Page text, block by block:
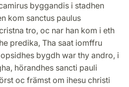
byggandis i stadhen
kom sanctus paulus
tro, oc nar han kom i eth
predika, Tha saat iomffru
bygdh war thy andro, i
hörandhes sancti pauli
oc främst om ihesu christi